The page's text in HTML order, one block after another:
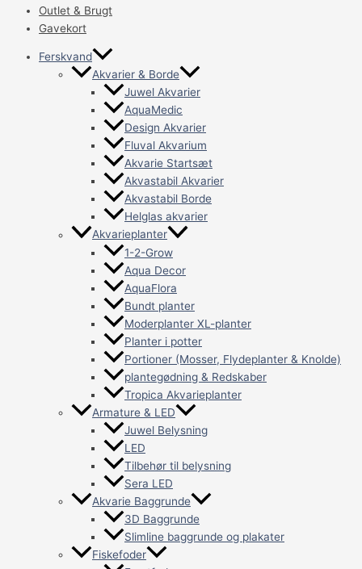
Outlet & Brugt
Gavekort
Ferskvand
Akvarier & Borde
Juwel Akvarier
AquaMedic
Design Akvarier
Fluval Akvarium
Akvarie Startsæt
Akvastabil Akvarier
Akvastabil Borde
Helglas akvarier
Akvarieplanter
1-2-Grow
Aqua Decor
AquaFlora
Bundt planter
Moderplanter XL-planter
Planter i potter
Portioner (Mosser, Flydeplanter & Knolde)
plantegødning & Redskaber
Tropica Akvarieplanter
Armature & LED
Juwel Belysning
LED
Tilbehør til belysning
Sera LED
Akvarie Baggrunde
3D Baggrunde
Slimline baggrunde og plakater
Fiskefoder